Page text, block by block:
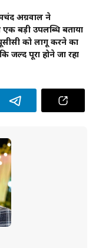
अग्रवाल ने
एक बड़ी उपलब्धि बताया
को लागू करने का
जल्द पूरा होने जा रहा